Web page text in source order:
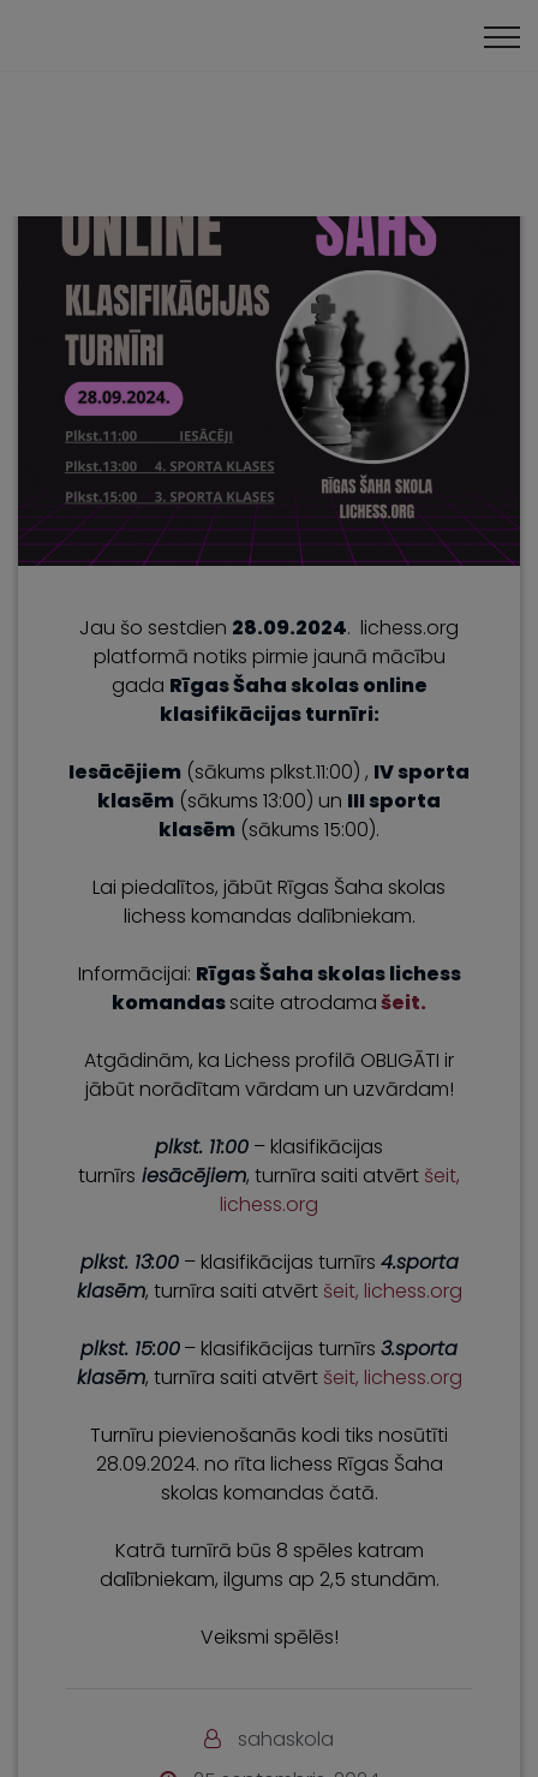
Jau šo sestdien 28.09.2024. lichess.org
platformā notiks pirmie jaunā mācību
gada Rīgas Šaha skolas online
klasifikācijas turnīri:
Iesācējiem (sākums plkst.11:00) , IV sporta
klasēm (sākums 13:00) un III sporta
klasēm (sākums 15:00).
Lai piedalītos, jābūt Rīgas Šaha skolas
lichess komandas dalībniekam.
Informācijai: Rīgas Šaha skolas lichess
komandassaite atrodamašeit.
Atgādinām, ka Lichess profilā OBLIGĀTI ir
jābūt norādītam vārdam un uzvārdam!
plkst. 11:00 – klasifikācijas
turnīrs iesācējiem, turnīra saiti atvērt šeit,
lichess.org
plkst. 13:00– klasifikācijas turnīrs 4.sporta
klasēm, turnīra saiti atvērt šeit, lichess.org
plkst. 15:00– klasifikācijas turnīrs 3.sporta
klasēm, turnīra saiti atvērtšeit, lichess.org
Turnīru pievienošanās kodi tiks nosūtīti
28.09.2024. no rīta lichess Rīgas Šaha
skolas komandas čatā.
Katrā turnīrā būs 8 spēles katram
dalībniekam, ilgums ap 2,5 stundām.
Veiksmi spēlēs!
sahaskola